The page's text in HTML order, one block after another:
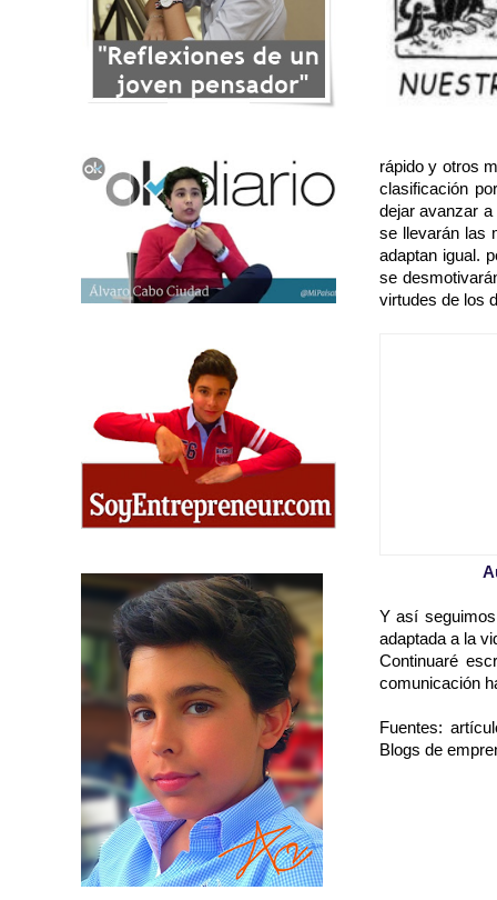
rápido y otros
clasificación
dejar avanzar
se llevarán las
adaptan igual.
se
virtudes de los
Y así
adaptada a la
Continuaré
comunicación
Fuentes:
Blogs de